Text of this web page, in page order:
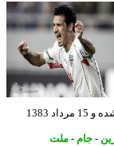
واسطه ناکامی مقابل میزبان از رسیدن به فینال محروم شده و 15 مرداد 1383
جام-ملت